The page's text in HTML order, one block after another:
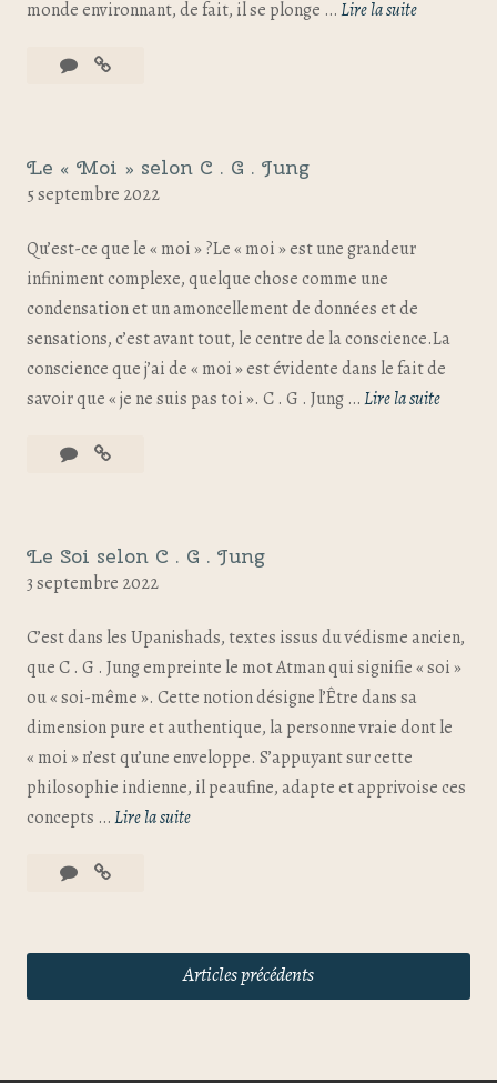
monde environnant, de fait, il se plonge …Lire la suite
Le « Moi » selon C . G . Jung
5 septembre 2022
Qu’est-ce que le « moi » ?Le « moi » est une grandeur
infiniment complexe, quelque chose comme une
condensation et un amoncellement de données et de
sensations, c’est avant tout, le centre de la conscience.La
conscience que j’ai de « moi » est évidente dans le fait de
savoir que « je ne suis pas toi ». C . G . Jung …Lire la suite
Le Soi selon C . G . Jung
3 septembre 2022
C’est dans les Upanishads, textes issus du védisme ancien,
que C . G . Jung empreinte le mot Atman qui signifie « soi »
ou « soi-même ». Cette notion désigne l’Être dans sa
dimension pure et authentique, la personne vraie dont le
« moi » n’est qu’une enveloppe. S’appuyant sur cette
philosophie indienne, il peaufine, adapte et apprivoise ces
concepts …Lire la suite
Articles précédents